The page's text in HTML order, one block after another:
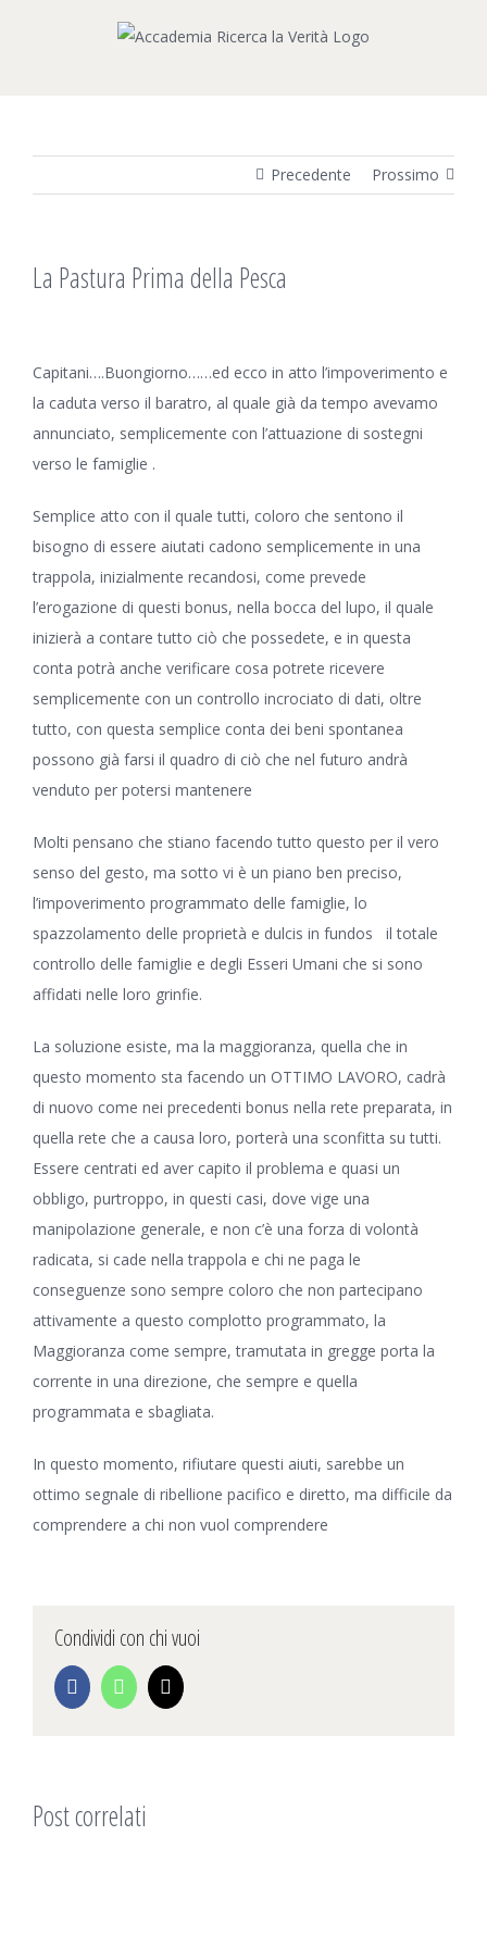
Precedente Prossimo
La Pastura Prima della Pesca
immagine
Capitani….Buongiorno……ed ecco in atto l’impoverimento e
la caduta verso il baratro, al quale già da tempo avevamo
annunciato, semplicemente con l’attuazione di sostegni
verso le famiglie .
Semplice atto con il quale tutti, coloro che sentono il
bisogno di essere aiutati cadono semplicemente in una
trappola, inizialmente recandosi, come prevede
l’erogazione di questi bonus, nella bocca del lupo, il quale
inizierà a contare tutto ciò che possedete, e in questa
conta potrà anche verificare cosa potrete ricevere
semplicemente con un controllo incrociato di dati, oltre
tutto, con questa semplice conta dei beni spontanea
possono già farsi il quadro di ciò che nel futuro andrà
venduto per potersi mantenere
Molti pensano che stiano facendo tutto questo per il vero
senso del gesto, ma sotto vi è un piano ben preciso,
l’impoverimento programmato delle famiglie, lo
spazzolamento delle proprietà e dulcis in fundos il totale
controllo delle famiglie e degli Esseri Umani che si sono
affidati nelle loro grinfie.
La soluzione esiste, ma la maggioranza, quella che in
questo momento sta facendo un OTTIMO LAVORO, cadrà
di nuovo come nei precedenti bonus nella rete preparata, in
quella rete che a causa loro, porterà una sconfitta su tutti.
Essere centrati ed aver capito il problema e quasi un
obbligo, purtroppo, in questi casi, dove vige una
manipolazione generale, e non c’è una forza di volontà
radicata, si cade nella trappola e chi ne paga le
conseguenze sono sempre coloro che non partecipano
attivamente a questo complotto programmato, la
Maggioranza come sempre, tramutata in gregge porta la
corrente in una direzione, che sempre e quella
programmata e sbagliata.
In questo momento, rifiutare questi aiuti, sarebbe un
ottimo segnale di ribellione pacifico e diretto, ma difficile da
comprendere a chi non vuol comprendere
Condividi con chi vuoi
FacebookWhatsApp
Email
Post correlati